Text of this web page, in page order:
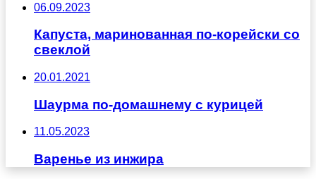
06.09.2023
Капуста, маринованная по-корейски со
свеклой
20.01.2021
Шаурма по-домашнему с курицей
11.05.2023
Варенье из инжира